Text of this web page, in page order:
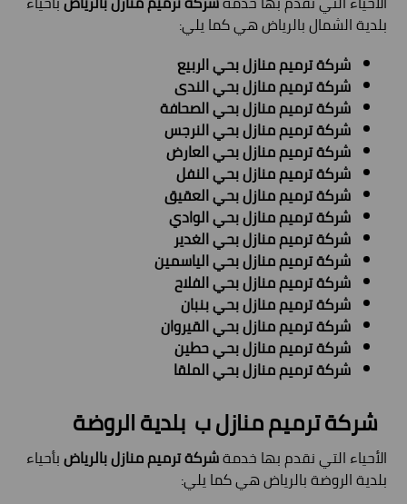
بلدية الشمال بالرياض هي كما يلي:
شركة ترميم منازل بحي الربيع
شركة ترميم منازل بحي الندى
شركة ترميم منازل بحي الصحافة
شركة ترميم منازل بحي النرجس
شركة ترميم منازل بحي العارض
شركة ترميم منازل بحي النفل
شركة ترميم منازل بحي العقيق
شركة ترميم منازل بحي الوادي
شركة ترميم منازل بحي الغدير
شركة ترميم منازل بحي الياسمين
شركة ترميم منازل بحي الفلاح
شركة ترميم منازل بحي بنبان
شركة ترميم منازل بحي القيروان
شركة ترميم منازل بحي حطين
شركة ترميم منازل بحي الملقا
شركة ترميم منازل ب بلدية الروضة
الأحياء التي نقدم بها خدمةشركة ترميم منازل بالرياضبأحياء
بلدية الروضة بالرياض هي كما يلي: